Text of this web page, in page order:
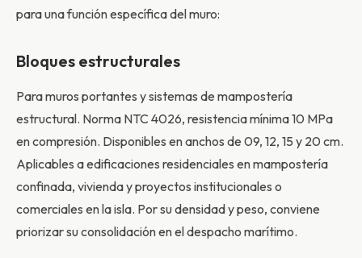
para una función específica del muro:
Bloques estructurales
Para muros portantes y sistemas de mampostería
estructural. Norma NTC 4026, resistencia mínima 10 MPa
en compresión. Disponibles en anchos de 09, 12, 15 y 20 cm.
Aplicables a edificaciones residenciales en mampostería
confinada, vivienda y proyectos institucionales o
comerciales en la isla. Por su densidad y peso, conviene
priorizar su consolidación en el despacho marítimo.